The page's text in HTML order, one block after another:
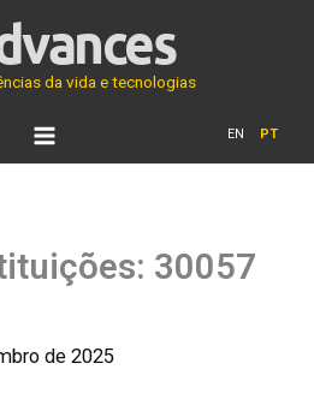
da vida e tecnologias
EN PT
30057
de 2025